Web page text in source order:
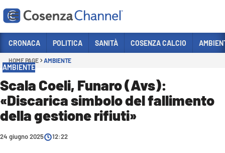
Sezioni
POLITICA
COSENZA CALCIO
ECONOMIA E LAVORO
CRONACA POLITICA SANITÀ COSENZA CALCIO
HOME PAGE AMBIENTE
AMBIENTE
Scala Coeli, Funaro (Avs):
«Discarica simbolo del fallimento
della gestione rifiuti»
24 giugno 2025 12:22